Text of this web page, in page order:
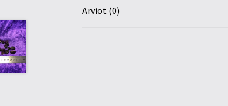
Arviot (0)